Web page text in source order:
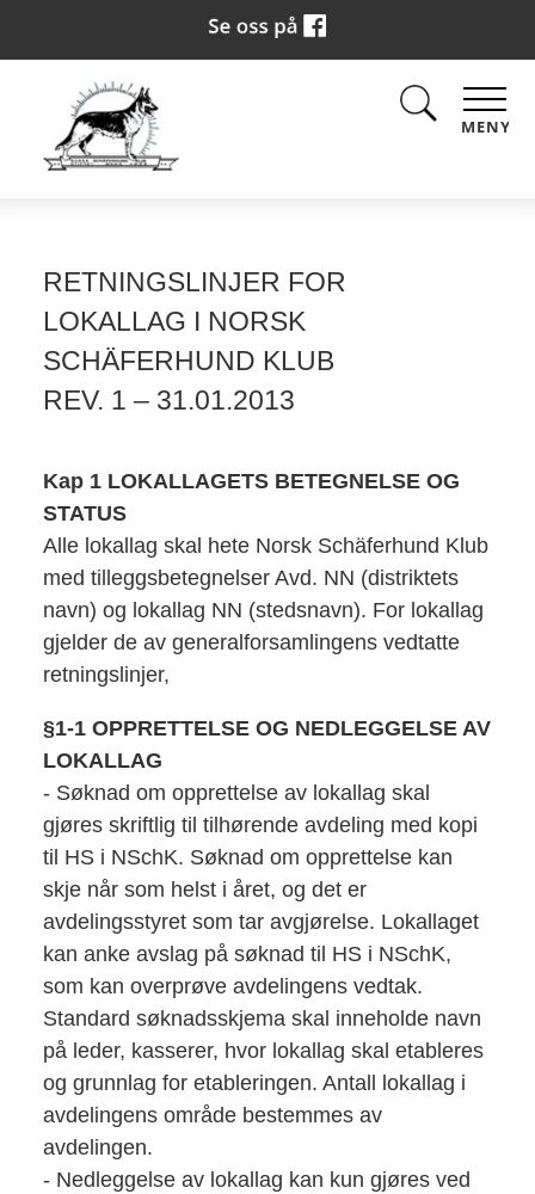
MENY
RETNINGSLINJER FOR
LOKALLAG I NORSK
SCHÄFERHUND KLUB
REV. 1 – 31.01.2013
Kap 1 LOKALLAGETS BETEGNELSE OG
STATUS
Alle lokallag skal hete Norsk Schäferhund Klub
med tilleggsbetegnelser Avd. NN (distriktets
navn) og lokallag NN (stedsnavn). For lokallag
gjelder de av generalforsamlingens vedtatte
retningslinjer,
§1-1 OPPRETTELSE OG NEDLEGGELSE AV
LOKALLAG
- Søknad om opprettelse av lokallag skal
gjøres skriftlig til tilhørende avdeling med kopi
til HS i NSchK. Søknad om opprettelse kan
skje når som helst i året, og det er
avdelingsstyret som tar avgjørelse. Lokallaget
kan anke avslag på søknad til HS i NSchK,
som kan overprøve avdelingens vedtak.
Standard søknadsskjema skal inneholde navn
på leder, kasserer, hvor lokallag skal etableres
og grunnlag for etableringen. Antall lokallag i
avdelingens område bestemmes av
avdelingen.
- Nedleggelse av lokallag kan kun gjøres ved